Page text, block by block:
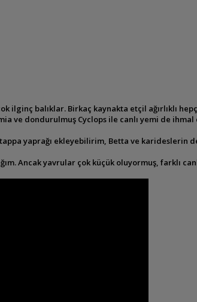
ilginç balıklar. Birkaç kaynakta etçil ağırlıklı
ve dondurulmuş Cyclops ile canlı yemi de ihmal
yaprağı ekleyebilirim, Betta ve karideslerin
Ancak yavrular çok küçük oluyormuş, farklı